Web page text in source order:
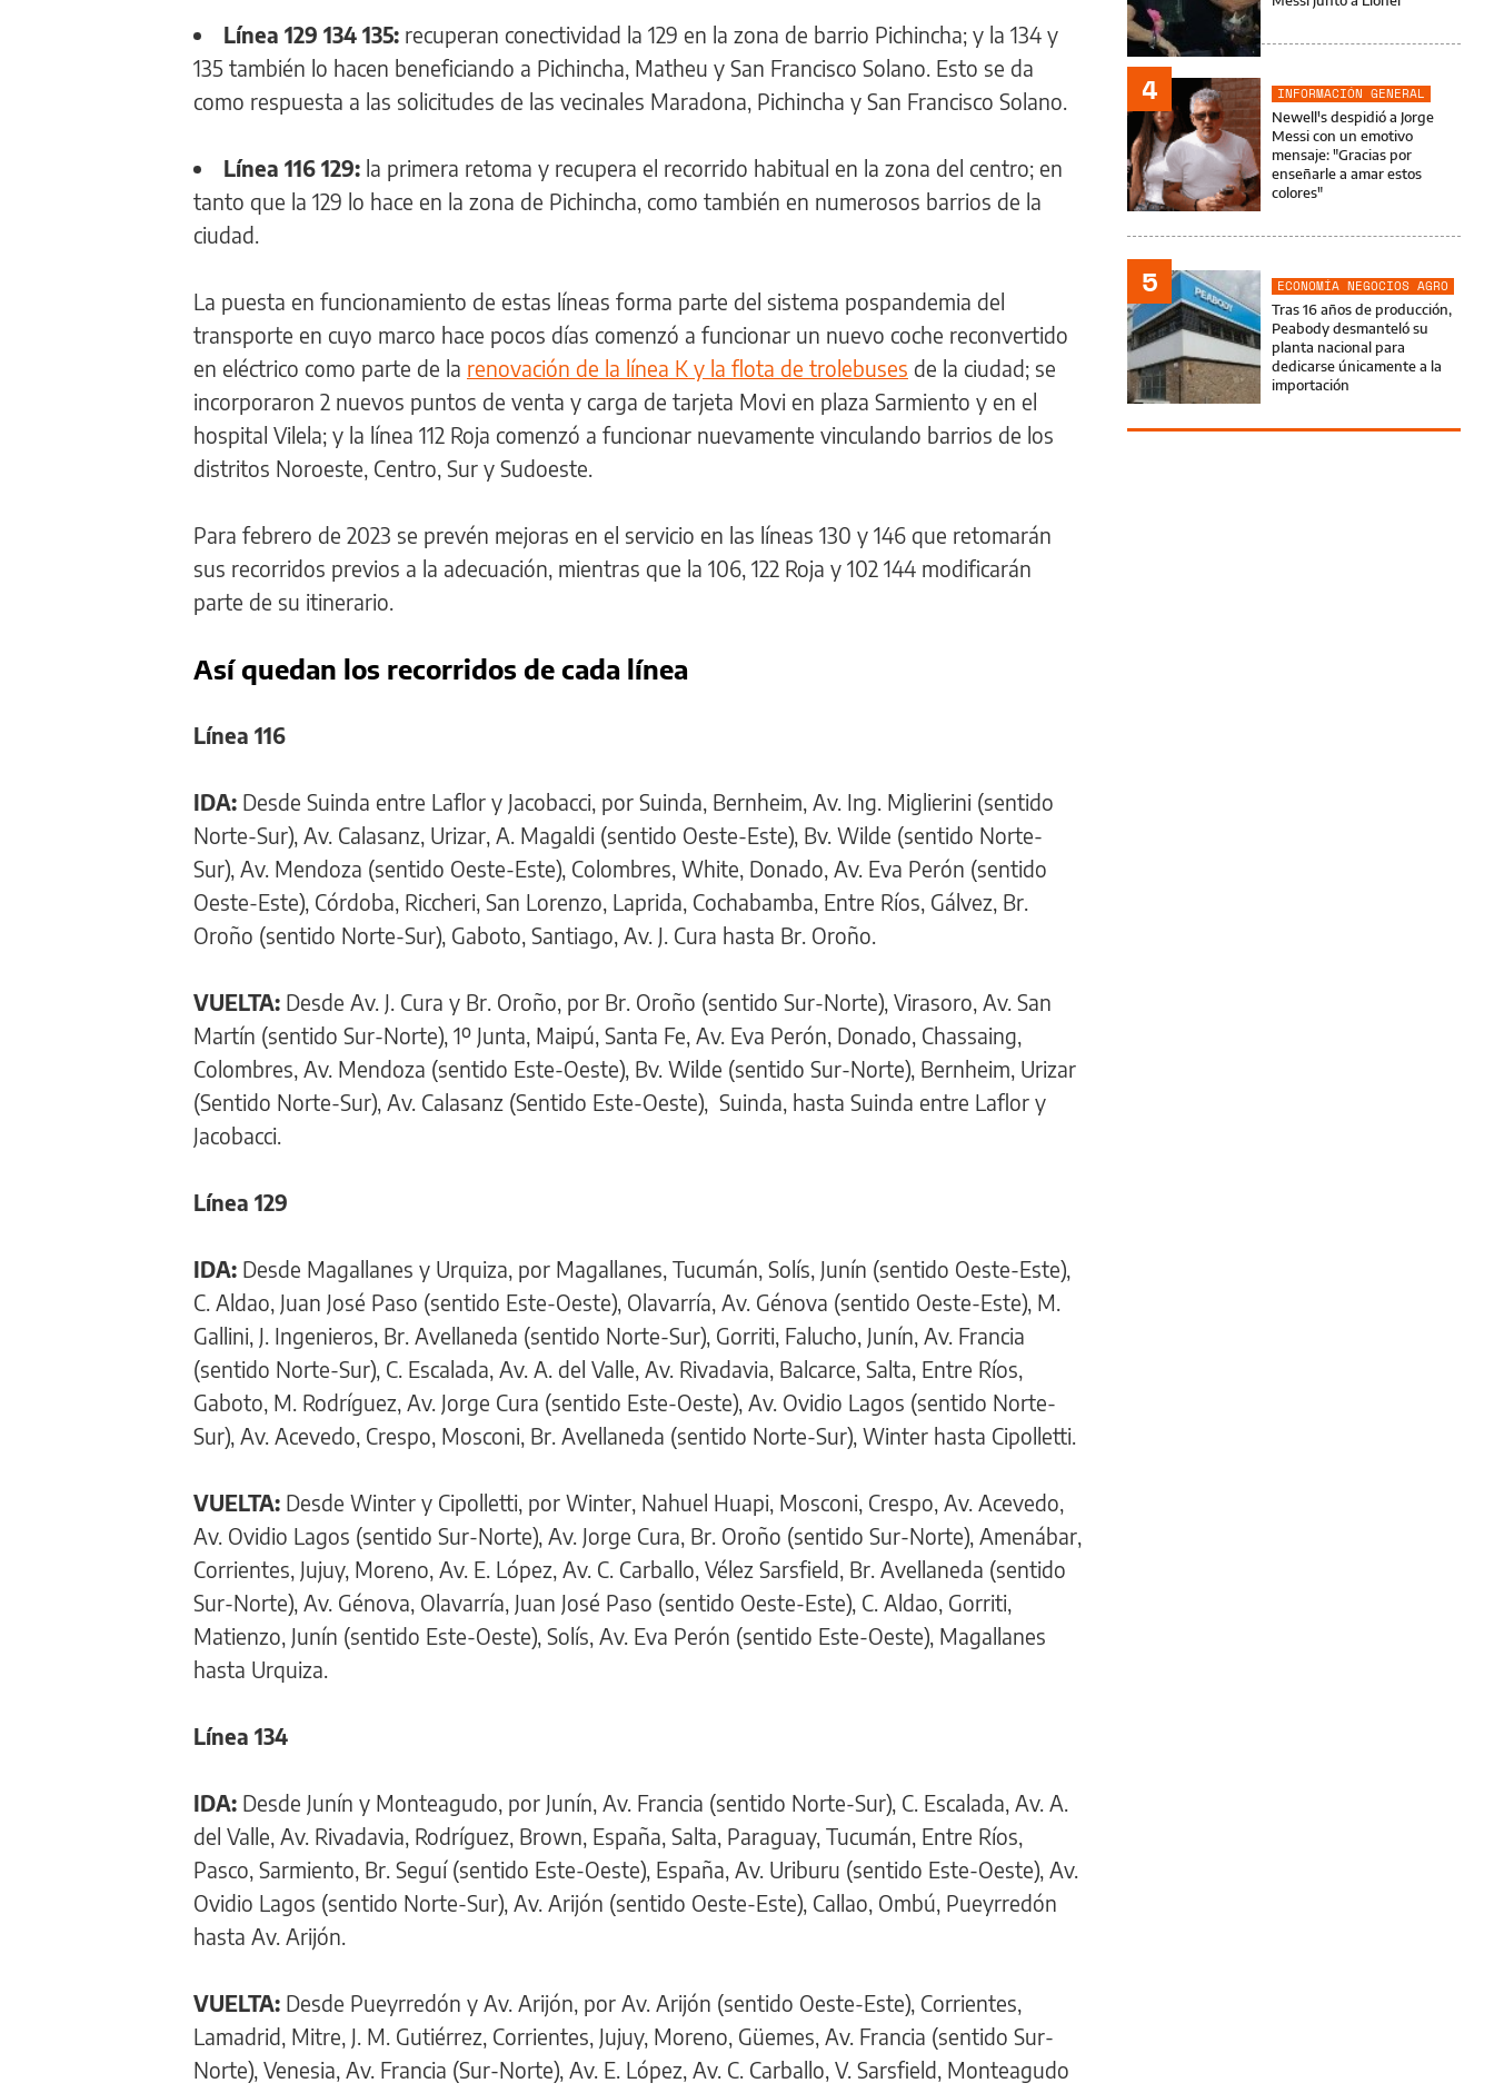
Línea 129 134 135: recuperan conectividad la 129 en la zona de barrio Pichincha; y la 134 y
135 también lo hacen beneficiando a Pichincha, Matheu y San Francisco Solano. Esto se da
como respuesta a las solicitudes de las vecinales Maradona, Pichincha y San Francisco Solano.
Línea 116 129: la primera retoma y recupera el recorrido habitual en la zona del centro; en
tanto que la 129 lo hace en la zona de Pichincha, como también en numerosos barrios de la
ciudad.
La puesta en funcionamiento de estas líneas forma parte del sistema pospandemia del
transporte en cuyo marco hace pocos días comenzó a funcionar un nuevo coche reconvertido
en eléctrico como parte de la renovación de la línea K y la flota de trolebuses de la ciudad; se
incorporaron 2 nuevos puntos de venta y carga de tarjeta Movi en plaza Sarmiento y en el
hospital Vilela; y la línea 112 Roja comenzó a funcionar nuevamente vinculando barrios de los
distritos Noroeste, Centro, Sur y Sudoeste.
Para febrero de 2023 se prevén mejoras en el servicio en las líneas 130 y 146 que retomarán
sus recorridos previos a la adecuación, mientras que la 106, 122 Roja y 102 144 modificarán
parte de su itinerario.
Así quedan los recorridos de cada línea
Línea 116
IDA: Desde Suinda entre Laflor y Jacobacci, por Suinda, Bernheim, Av. Ing. Miglierini (sentido
Norte-Sur), Av. Calasanz, Urizar, A. Magaldi (sentido Oeste-Este), Bv. Wilde (sentido Norte-
Sur), Av. Mendoza (sentido Oeste-Este), Colombres, White, Donado, Av. Eva Perón (sentido
Oeste-Este), Córdoba, Riccheri, San Lorenzo, Laprida, Cochabamba, Entre Ríos, Gálvez, Br.
Oroño (sentido Norte-Sur), Gaboto, Santiago, Av. J. Cura hasta Br. Oroño.
VUELTA: Desde Av. J. Cura y Br. Oroño, por Br. Oroño (sentido Sur-Norte), Virasoro, Av. San
Martín (sentido Sur-Norte), 1º Junta, Maipú, Santa Fe, Av. Eva Perón, Donado, Chassaing,
Colombres, Av. Mendoza (sentido Este-Oeste), Bv. Wilde (sentido Sur-Norte), Bernheim, Urizar
(Sentido Norte-Sur), Av. Calasanz (Sentido Este-Oeste), Suinda, hasta Suinda entre Laflor y
Jacobacci.
Línea 129
IDA: Desde Magallanes y Urquiza, por Magallanes, Tucumán, Solís, Junín (sentido Oeste-Este),
C. Aldao, Juan José Paso (sentido Este-Oeste), Olavarría, Av. Génova (sentido Oeste-Este), M.
Gallini, J. Ingenieros, Br. Avellaneda (sentido Norte-Sur), Gorriti, Falucho, Junín, Av. Francia
(sentido Norte-Sur), C. Escalada, Av. A. del Valle, Av. Rivadavia, Balcarce, Salta, Entre Ríos,
Gaboto, M. Rodríguez, Av. Jorge Cura (sentido Este-Oeste), Av. Ovidio Lagos (sentido Norte-
Sur), Av. Acevedo, Crespo, Mosconi, Br. Avellaneda (sentido Norte-Sur), Winter hasta Cipolletti.
VUELTA: Desde Winter y Cipolletti, por Winter, Nahuel Huapi, Mosconi, Crespo, Av. Acevedo,
Av. Ovidio Lagos (sentido Sur-Norte), Av. Jorge Cura, Br. Oroño (sentido Sur-Norte), Amenábar,
Corrientes, Jujuy, Moreno, Av. E. López, Av. C. Carballo, Vélez Sarsfield, Br. Avellaneda (sentido
Sur-Norte), Av. Génova, Olavarría, Juan José Paso (sentido Oeste-Este), C. Aldao, Gorriti,
Matienzo, Junín (sentido Este-Oeste), Solís, Av. Eva Perón (sentido Este-Oeste), Magallanes
hasta Urquiza.
Línea 134
IDA: Desde Junín y Monteagudo, por Junín, Av. Francia (sentido Norte-Sur), C. Escalada, Av. A.
del Valle, Av. Rivadavia, Rodríguez, Brown, España, Salta, Paraguay, Tucumán, Entre Ríos,
Pasco, Sarmiento, Br. Seguí (sentido Este-Oeste), España, Av. Uriburu (sentido Este-Oeste), Av.
Ovidio Lagos (sentido Norte-Sur), Av. Arijón (sentido Oeste-Este), Callao, Ombú, Pueyrredón
hasta Av. Arijón.
VUELTA: Desde Pueyrredón y Av. Arijón, por Av. Arijón (sentido Oeste-Este), Corrientes,
Lamadrid, Mitre, J. M. Gutiérrez, Corrientes, Jujuy, Moreno, Güemes, Av. Francia (sentido Sur-
Norte), Venesia, Av. Francia (Sur-Norte), Av. E. López, Av. C. Carballo, V. Sarsfield, Monteagudo
4
INFORMACIÓN GENERAL
Newell's despidió a Jorge
Messi con un emotivo
mensaje: "Gracias por
enseñarle a amar estos
colores"
5
ECONOMÍA NEGOCIOS AGRO
Tras 16 años de producción,
Peabody desmanteló su
planta nacional para
dedicarse únicamente a la
importación